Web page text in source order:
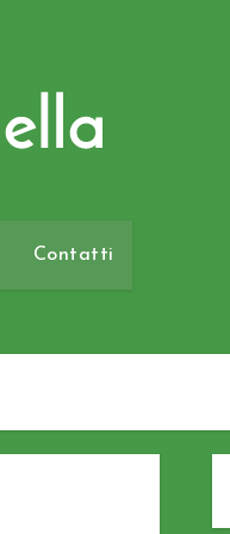
Contatti